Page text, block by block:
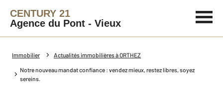
CENTURY 21
Agence du Pont - Vieux
Immobilier Actualités immobilières à ORTHEZ
Notre nouveau mandat confiance : vendez mieux, restez libres, soyez
sereins.